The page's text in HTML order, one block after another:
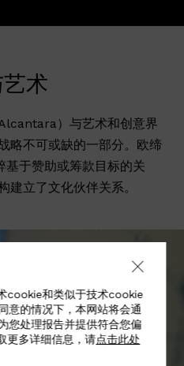
术
）与艺术和创意界
略不可或缺的一部分。欧缔
于赞助或筹款目标的关
建立了文化伙伴关系。
cookie和类似于技术cookie
意的情况下，本网站将会通
您处理报告并提供符合您偏
更多详细信息，请点击此处